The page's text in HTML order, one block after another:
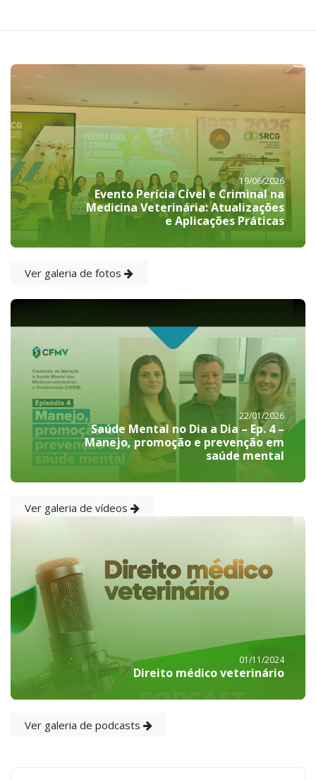
19/06/2026
Evento Perícia Cível e Criminal na
Medicina Veterinária: Atualizações
e Aplicações Práticas
Ver galeria de fotos
22/01/2026
Saúde Mental no Dia a Dia – Ep. 4 –
Manejo, promoção e prevenção em
saúde mental
Ver galeria de vídeos
01/11/2024
Direito médico veterinário
Ver galeria de podcasts